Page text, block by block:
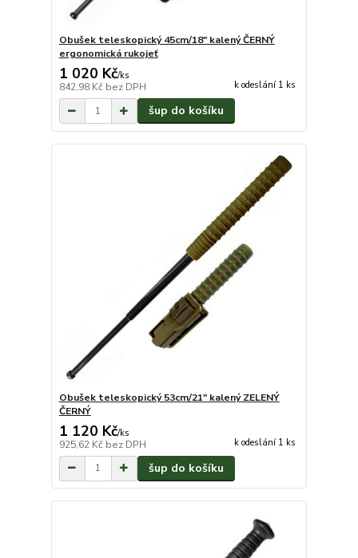
Obušek teleskopický 45cm/18" kalený ČERNÝ
ergonomická rukojeť
1 020 Kč/ks
842,98 Kč bez DPH k odeslání 1 ks
šup do košíku
Obušek teleskopický 53cm/21" kalený ZELENÝ
ČERNÝ
1 120 Kč/ks
925,62 Kč bez DPH k odeslání 1 ks
šup do košíku